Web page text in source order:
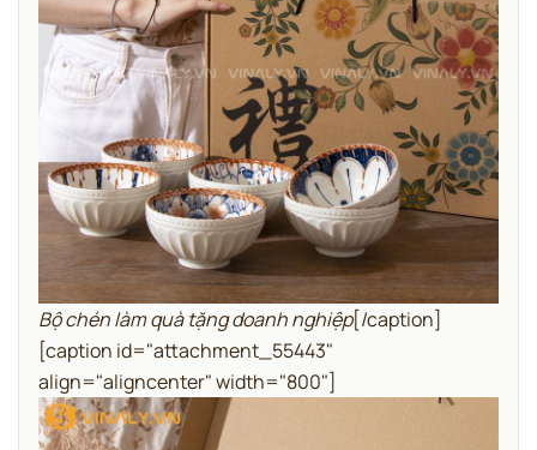
Bộ chén làm quà tặng doanh nghiệp[/caption]
[caption id="attachment_55443"
align="aligncenter" width="800"]